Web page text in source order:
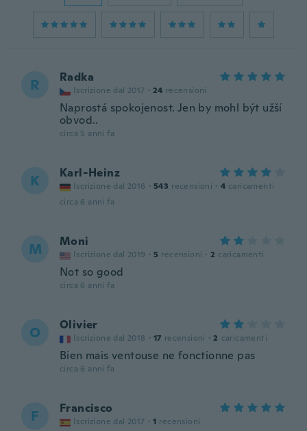
R Radka
Iscrizione dal 2017 · 24 recensioni
Naprostá spokojenost. Jen by mohl být užší
obvod..
circa 5 anni fa
K Karl-Heinz
Iscrizione dal 2016 · 543 recensioni · 4 caricamenti
circa 6 anni fa
M Moni
Iscrizione dal 2019 · 5 recensioni · 2 caricamenti
Not so good
circa 6 anni fa
O Olivier
Iscrizione dal 2018 · 17 recensioni · 2 caricamenti
Bien mais ventouse ne fonctionne pas
circa 6 anni fa
F Francisco
Iscrizione dal 2017 · 1 recensioni